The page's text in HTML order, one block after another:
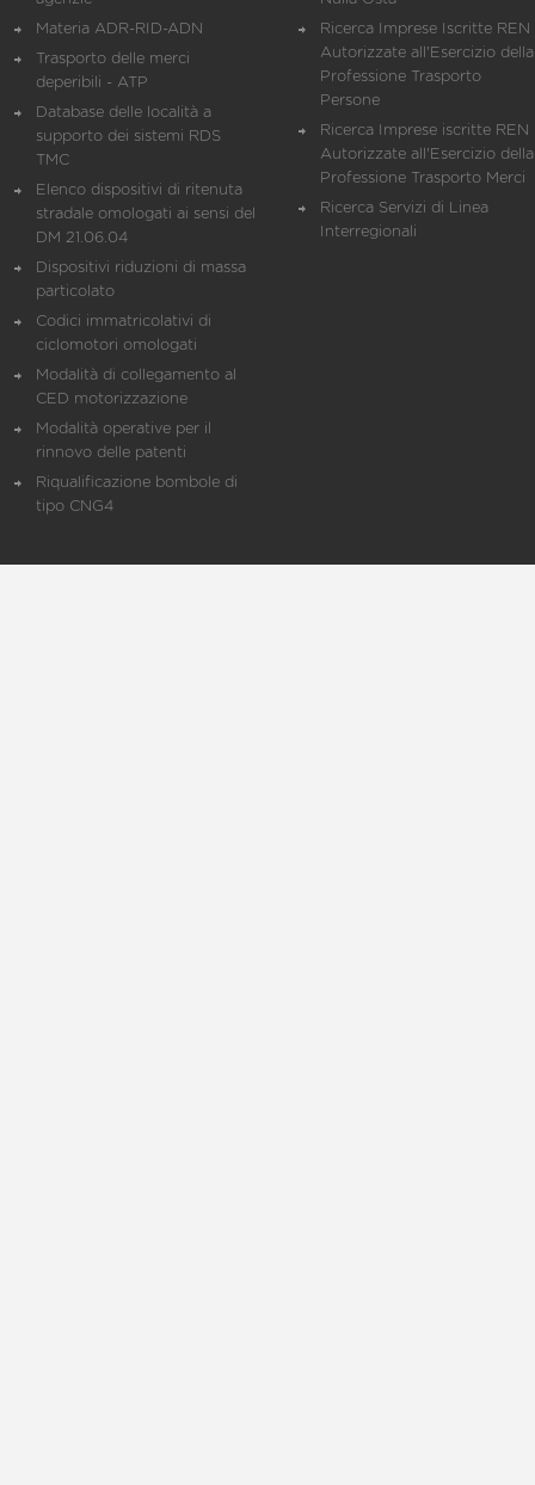
Materia ADR-RID-ADN
Trasporto delle merci
deperibili - ATP
Database delle località a
supporto dei sistemi RDS
TMC
Elenco dispositivi di ritenuta
stradale omologati ai sensi del
DM 21.06.04
Dispositivi riduzioni di massa
particolato
Codici immatricolativi di
ciclomotori omologati
Modalità di collegamento al
CED motorizzazione
Modalità operative per il
rinnovo delle patenti
Riqualificazione bombole di
tipo CNG4
Ricerca Imprese Iscritte REN
Autorizzate all'Esercizio della
Professione Trasporto
Persone
Ricerca Imprese iscritte REN
Autorizzate all'Esercizio della
Professione Trasporto Merci
Ricerca Servizi di Linea
Interregionali